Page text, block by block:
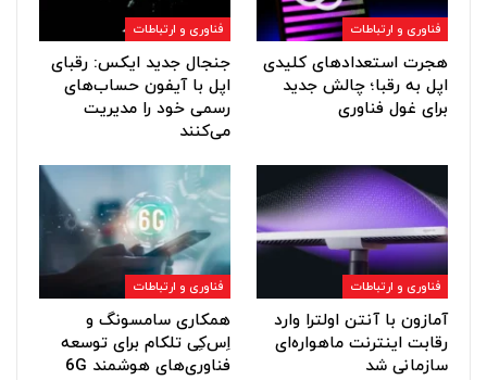
فناوری و ارتباطات
هجرت استعدادهای کلیدی
اپل به رقبا؛ چالش جدید
برای غول فناوری
فناوری و ارتباطات
جنجال جدید ایکس: رقبای
اپل با آیفون حساب‌های
رسمی خود را مدیریت
می‌کنند
فناوری و ارتباطات
آمازون با آنتن اولترا وارد
رقابت اینترنت ماهواره‌ای
سازمانی شد
فناوری و ارتباطات
همکاری سامسونگ و
اِس‌کِی تلکام برای توسعه
فناوری‌های هوشمند 6G